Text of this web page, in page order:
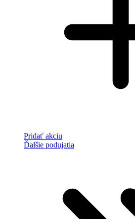
Pridať akciu
Ďalšie podujatia